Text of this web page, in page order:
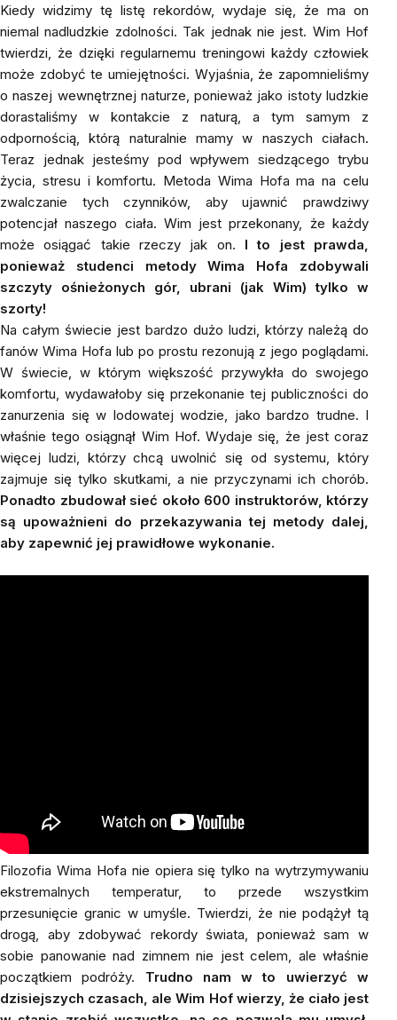
Kiedy widzimy tę listę rekordów, wydaje się, że ma on
niemal nadludzkie zdolności. Tak jednak nie jest. Wim Hof
twierdzi, że dzięki regularnemu treningowi każdy człowiek
może zdobyć te umiejętności. Wyjaśnia, że zapomnieliśmy
o naszej wewnętrznej naturze, ponieważ jako istoty ludzkie
dorastaliśmy w kontakcie z naturą, a tym samym z
odpornością, którą naturalnie mamy w naszych ciałach.
Teraz jednak jesteśmy pod wpływem siedzącego trybu
życia, stresu i komfortu. Metoda Wima Hofa ma na celu
zwalczanie tych czynników, aby ujawnić prawdziwy
potencjał naszego ciała. Wim jest przekonany, że każdy
może osiągać takie rzeczy jak on. I to jest prawda,
ponieważ studenci metody Wima Hofa zdobywali
szczyty ośnieżonych gór, ubrani (jak Wim) tylko w
szorty!
Na całym świecie jest bardzo dużo ludzi, którzy należą do
fanów Wima Hofa lub po prostu rezonują z jego poglądami.
W świecie, w którym większość przywykła do swojego
komfortu, wydawałoby się przekonanie tej publiczności do
zanurzenia się w lodowatej wodzie, jako bardzo trudne. I
właśnie tego osiągnął Wim Hof. Wydaje się, że jest coraz
więcej ludzi, którzy chcą uwolnić się od systemu, który
zajmuje się tylko skutkami, a nie przyczynami ich chorób.
Ponadto zbudował sieć około 600 instruktorów, którzy
są upoważnieni do przekazywania tej metody dalej,
aby zapewnić jej prawidłowe wykonanie.
Filozofia Wima Hofa nie opiera się tylko na wytrzymywaniu
ekstremalnych temperatur, to przede wszystkim
przesunięcie granic w umyśle. Twierdzi, że nie podążył tą
drogą, aby zdobywać rekordy świata, ponieważ sam w
sobie panowanie nad zimnem nie jest celem, ale właśnie
początkiem podróży. Trudno nam w to uwierzyć w
dzisiejszych czasach, ale Wim Hof wierzy, że ciało jest